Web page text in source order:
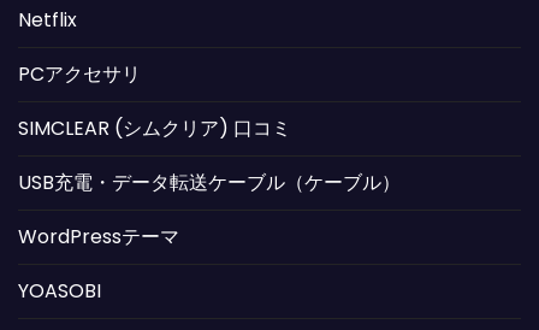
Netflix
PCアクセサリ
SIMCLEAR (シムクリア) 口コミ
USB充電・データ転送ケーブル（ケーブル）
WordPressテーマ
YOASOBI